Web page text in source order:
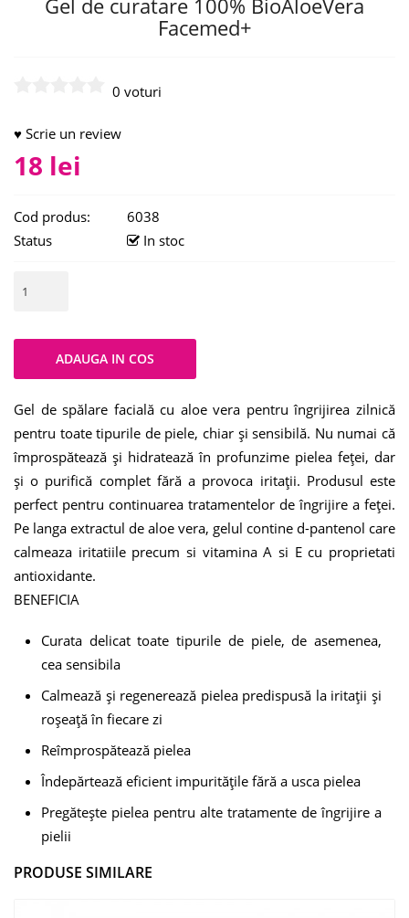
Gel de curatare 100% BioAloeVera
Facemed+
0 voturi
♥ Scrie un review
18 lei
Cod produs:
6038
Status
In stoc
Gel de spălare facială cu aloe vera pentru îngrijirea zilnică
pentru toate tipurile de piele, chiar și sensibilă. Nu numai că
împrospătează și hidratează în profunzime pielea feței, dar
și o purifică complet fără a provoca iritații. Produsul este
perfect pentru continuarea tratamentelor de îngrijire a feței.
Pe langa extractul de aloe vera, gelul contine d-pantenol care
calmeaza iritatiile precum si vitamina A si E cu proprietati
antioxidante.
BENEFICIA
Curata delicat toate tipurile de piele, de asemenea,
cea sensibila
Calmează și regenerează pielea predispusă la iritații și
roșeață în fiecare zi
Reîmprospătează pielea
Îndepărtează eficient impuritățile fără a usca pielea
Pregătește pielea pentru alte tratamente de îngrijire a
pielii
PRODUSE SIMILARE